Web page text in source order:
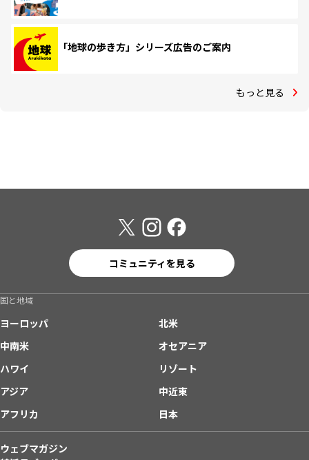
「地球の歩き方」シリーズ広告のご案内
もっと見る
コミュニティを見る
国と地域
ヨーロッパ
北米
中南米
オセアニア
ハワイ
リゾート
アジア
中近東
アフリカ
日本
ウェブマガジン